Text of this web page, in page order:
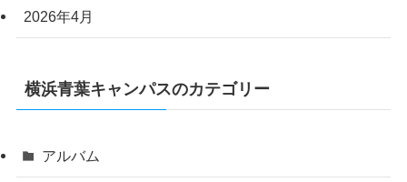
2026年4月
横浜青葉キャンパスのカテゴリー
アルバム